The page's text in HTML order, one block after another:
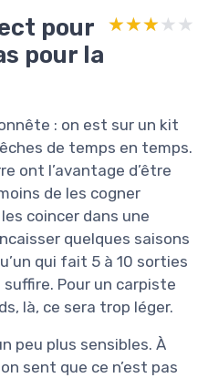
pour
pour la
★★★★★
★★★★★
: on est sur un kit
de temps en temps.
ont l’avantage d’être
de les cogner
coincer dans une
quelques saisons
qui fait 5 à 10 sorties
Pour un carpiste
là, ce sera trop léger.
peu plus sensibles. À
sent que ce n’est pas